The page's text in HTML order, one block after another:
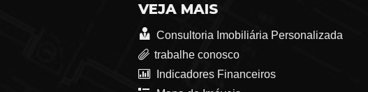
VEJA MAIS
Consultoria Imobiliária Personalizada
trabalhe conosco
Indicadores Financeiros